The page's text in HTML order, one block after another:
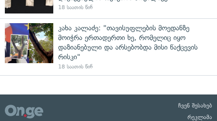
18 საათის წინ
კახა კალაძე: "თავისუფლების მოედანზე
მოიჭრა ერთადერთი ხე, რომელიც იყო
დაზიანებული და არსებობდა მისი წაქცევის
რისკი"
18 საათის წინ
ჩვენ შესახებ
რეკლამა